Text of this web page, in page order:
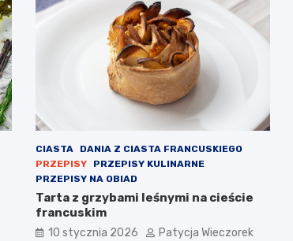
CIASTA
DANIA Z CIASTA FRANCUSKIEGO
PRZEPISY
PRZEPISY KULINARNE
PRZEPISY NA OBIAD
Tarta z grzybami leśnymi na cieście
francuskim
10 stycznia 2026 Patycja Wieczorek